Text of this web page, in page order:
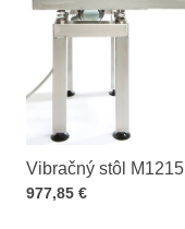
Vibračný stôl M1215
Cena s DPH
977,85 €